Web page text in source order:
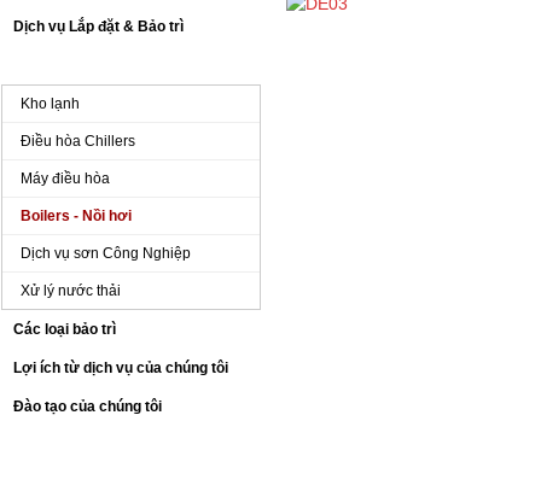
Dịch vụ Lắp đặt & Bảo trì
Kho lạnh
Điều hòa Chillers
Máy điều hòa
Boilers - Nồi hơi
Dịch vụ sơn Công Nghiệp
Xử lý nước thải
Các loại bảo trì
Lợi ích từ dịch vụ của chúng tôi
Đào tạo của chúng tôi